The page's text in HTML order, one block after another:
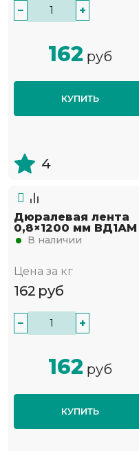
− +
162 руб
КУПИТЬ
4
Дюралевая лента
0,8×1200 мм ВД1АМ
В наличии
Цена за кг
162 руб
− +
162 руб
КУПИТЬ